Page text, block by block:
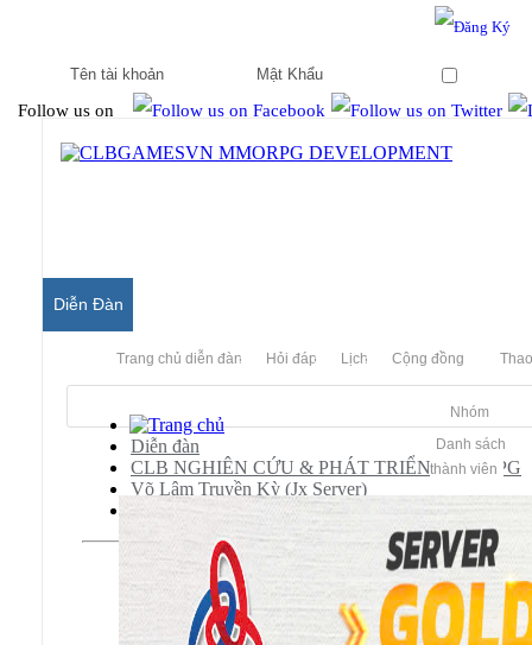
Follow us on
Diễn Đàn
Trang chủ diễn đàn Hỏi đáp Lịch Cộng đồng
Nhóm
Danh sách
thành viên
Diễn đàn
CLB NGHIÊN CỨU & PHÁT TRIỂN MMORPG
Võ Lâm Truyền Kỳ (Jx Server)
[JX]
jx linux của Pgaming share mình dev lại chơi